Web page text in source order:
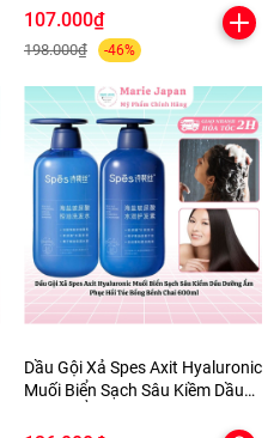
ýp 200ml
107.000₫
198.000₫ -46%
Dầu Gội Xả Spes Axit Hyaluronic
Muối Biển Sạch Sâu Kiềm Dầu